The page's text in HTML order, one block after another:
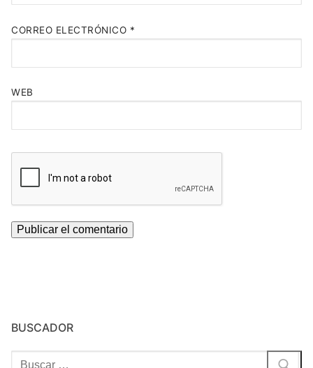
CORREO ELECTRÓNICO *
WEB
BUSCADOR
Buscar: